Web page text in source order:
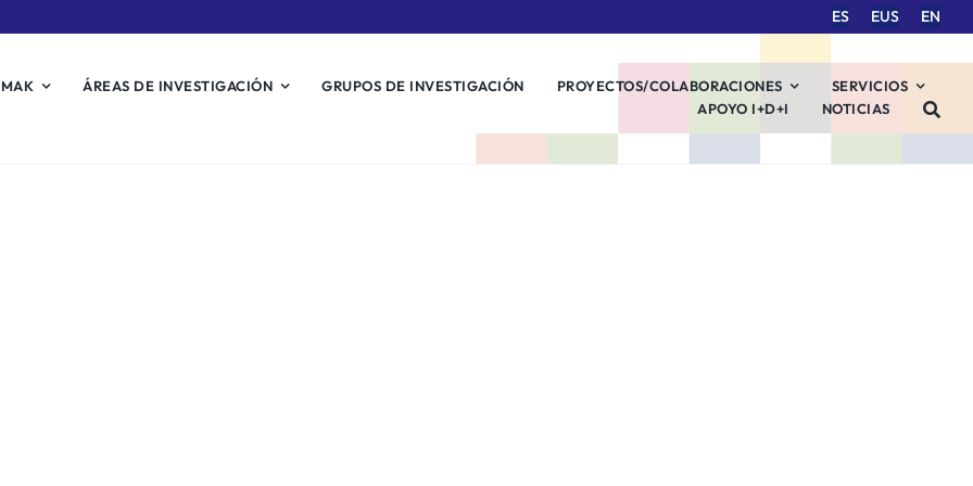
ES EUS EN
ÁREAS DE INVESTIGACIÓN GRUPOS DE INVESTIGACIÓN PROYECTOS/COLABORACIONES
SERVICIOS
APOYO I+D+I
NOTICIAS